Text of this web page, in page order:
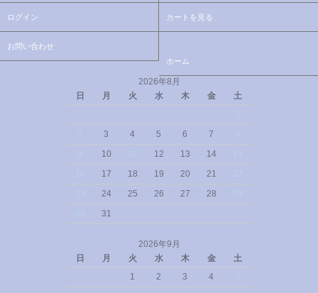
ログイン カートを見る
お問い合わせ
ホーム
2026年8月
日
月 火 水 木 金
土
3 4 5 6 7
10 12 13 14
17 18 19 20 21
24 25 26 27 28
31
2026年9月
日
月 火 水 木 金
土
1
2 3 4